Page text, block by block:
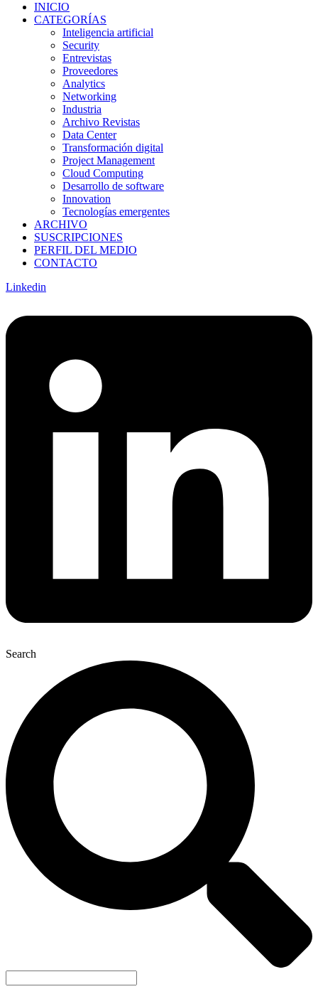
INICIO
CATEGORÍAS
Inteligencia artificial
Security
Entrevistas
Proveedores
Analytics
Networking
Industria
Archivo Revistas
Data Center
Transformación digital
Project Management
Cloud Computing
Desarrollo de software
Innovation
Tecnologías emergentes
ARCHIVO
SUSCRIPCIONES
PERFIL DEL MEDIO
CONTACTO
Linkedin
Search